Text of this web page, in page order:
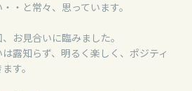
・と常々、思っています。
お見合いに臨みました。
露知らず、明るく楽しく、ポジティ
す。